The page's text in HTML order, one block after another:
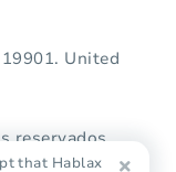
United
reservados.
that Hablax